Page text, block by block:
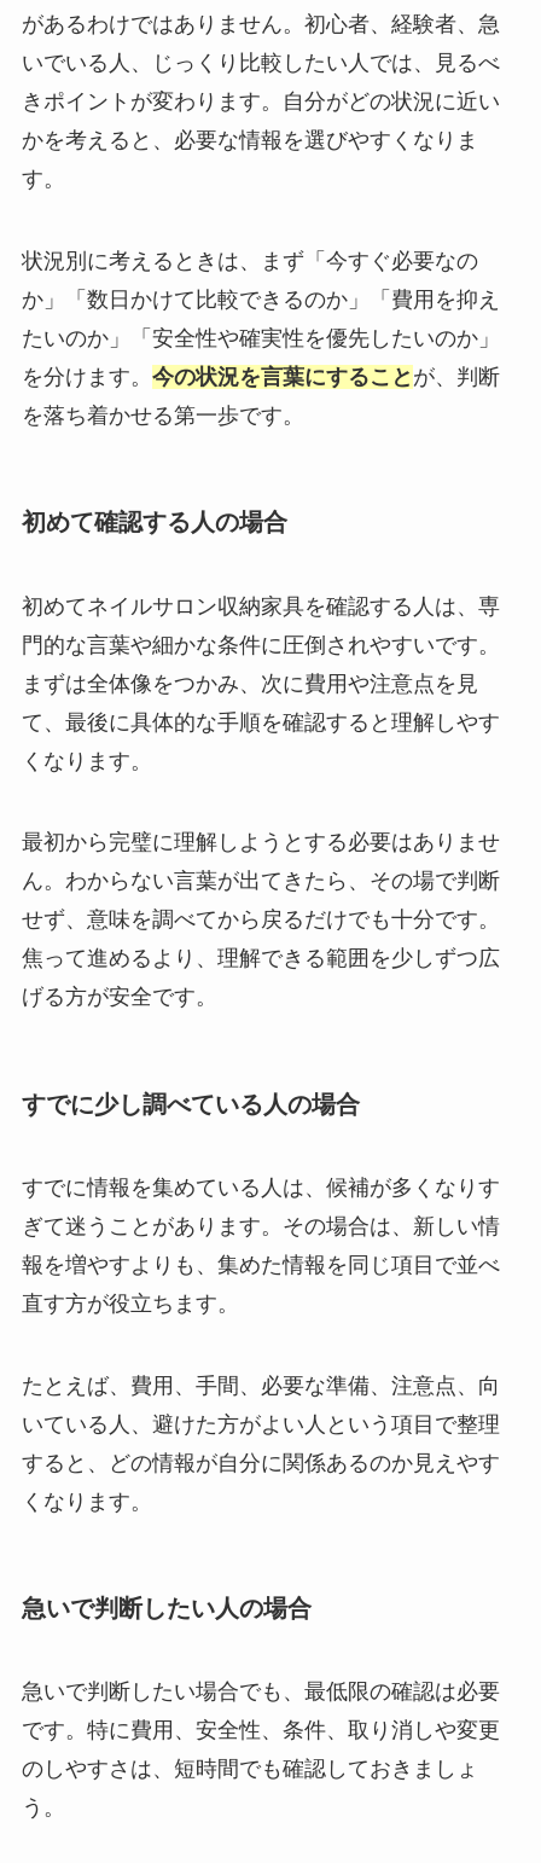
があるわけではありません。初心者、経験者、急
いでいる人、じっくり比較したい人では、見るべ
きポイントが変わります。自分がどの状況に近い
かを考えると、必要な情報を選びやすくなりま
す。
状況別に考えるときは、まず「今すぐ必要なの
か」「数日かけて比較できるのか」「費用を抑え
たいのか」「安全性や確実性を優先したいのか」
を分けます。 今の状況を言葉にすること が、判断
を落ち着かせる第一歩です。
初めて確認する人の場合
初めてネイルサロン収納家具を確認する人は、専
門的な言葉や細かな条件に圧倒されやすいです。
まずは全体像をつかみ、次に費用や注意点を見
て、最後に具体的な手順を確認すると理解しやす
くなります。
最初から完璧に理解しようとする必要はありませ
ん。わからない言葉が出てきたら、その場で判断
せず、意味を調べてから戻るだけでも十分です。
焦って進めるより、理解できる範囲を少しずつ広
げる方が安全です。
すでに少し調べている人の場合
すでに情報を集めている人は、候補が多くなりす
ぎて迷うことがあります。その場合は、新しい情
報を増やすよりも、集めた情報を同じ項目で並べ
直す方が役立ちます。
たとえば、費用、手間、必要な準備、注意点、向
いている人、避けた方がよい人という項目で整理
すると、どの情報が自分に関係あるのか見えやす
くなります。
急いで判断したい人の場合
急いで判断したい場合でも、最低限の確認は必要
です。特に費用、安全性、条件、取り消しや変更
のしやすさは、短時間でも確認しておきましょ
う。